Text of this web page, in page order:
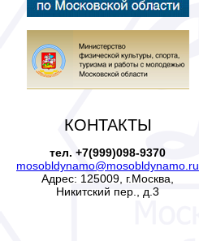
КОНТАКТЫ
тел. +7(999)098-9370
mosobldynamo@mosobldynamo.ru
Адрес: 125009, г.Москва,
Никитский пер., д.3